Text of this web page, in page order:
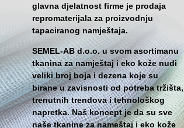
glavna djelatnost firme je prodaja
repromaterijala za proizvodnju
tapaciranog namještaja.
SEMEL-AB d.o.o. u svom asortimanu
tkanina za namještaj i eko kože nudi
veliki broj boja i dezena koje su
birane u zavisnosti od potreba tržišta,
trenutnih trendova i tehnološkog
napretka. Naš koncept je da su sve
naše tkanine za nameštaj i eko kože